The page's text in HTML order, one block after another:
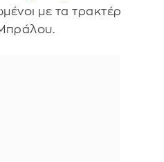
με τα τρακτέρ